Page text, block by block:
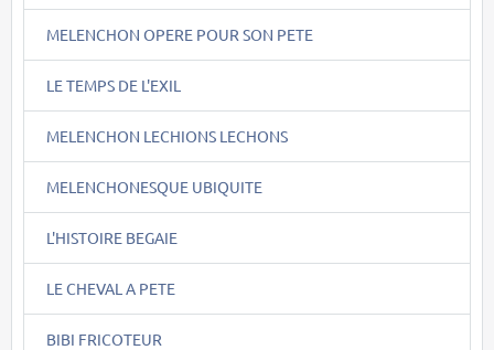
MELENCHON OPERE POUR SON PETE
LE TEMPS DE L'EXIL
MELENCHON LECHIONS LECHONS
MELENCHONESQUE UBIQUITE
L'HISTOIRE BEGAIE
LE CHEVAL A PETE
BIBI FRICOTEUR